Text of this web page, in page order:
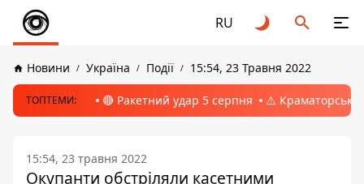
RU
Новини Україна Події 15:54, 23 Травня 2022
ТОПТЕМИ: 🔴 Ракетний удар 5 серпня ⚠️ Краматорськ,
15:54, 23 травня 2022
Окупанти обстріляли касетними